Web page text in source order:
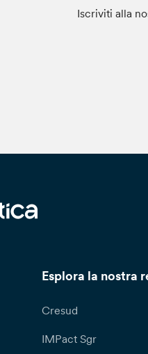
Iscriviti alla
Esplora la nostra
Cresud
IMPact Sgr